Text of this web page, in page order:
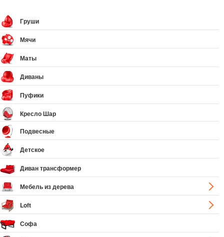
Груши
Мячи
Маты
Диваны
Пуфики
Кресло Шар
Подвесные
Детское
Диван трансформер
Мебель из дерева
Loft
Софа